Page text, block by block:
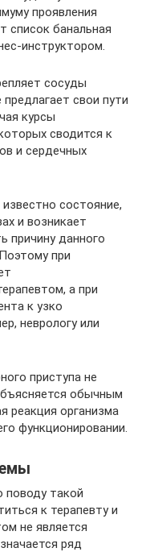
проявления
список банальная
инструктором.
сосуды
свои пути
курсы
сводится к
и сердечных
состояние,
и возникает
причину данного
при
а при
к узко
неврологу или
приступа не
обычным
реакция организма
функционировании.
поводу такой
к терапевту и
не является
ряд